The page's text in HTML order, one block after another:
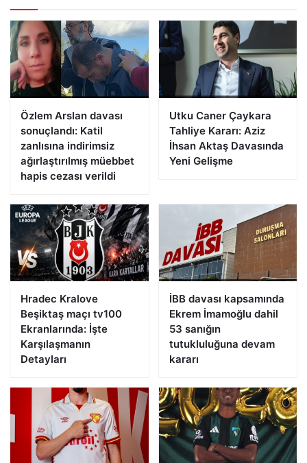
Özlem Arslan davası
sonuçlandı: Katil
zanlısına indirimsiz
ağırlaştırılmış müebbet
hapis cezası verildi
Utku Caner Çaykara
Tahliye Kararı: Aziz
İhsan Aktaş Davasında
Yeni Gelişme
Hradec Kralove
Beşiktaş maçı tv100
Ekranlarında: İşte
Karşılaşmanın
Detayları
İBB davası kapsamında
Ekrem İmamoğlu dahil
53 sanığın
tutukluluğuna devam
kararı